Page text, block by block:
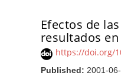
Efectos de
resultados
https://doi.org/
Published: 2001-